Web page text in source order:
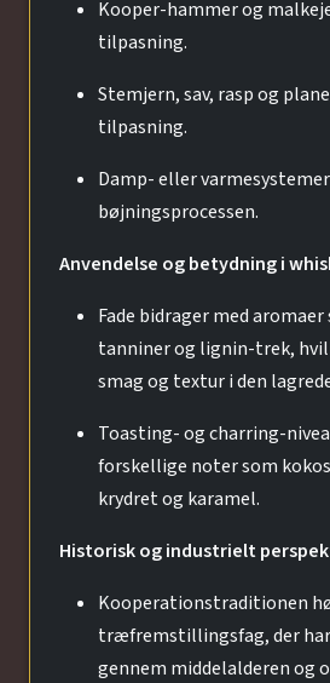
Kooper-hammer og
tilpasning.
Stemjern, sav, rasp og
tilpasning.
Damp- eller
bøjningsprocessen.
Anvendelse og betydning i
Fade bidrager med
tanniner og lignin-trek,
smag og textur i den
Toasting- og charring-
forskellige noter som
krydret og karamel.
Historisk og industrielt
Kooperationstraditionen
træfremstillingsfag, der
gennem middelalderen og